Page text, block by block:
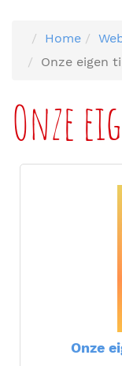
Home
Onze eigen
Onze
Onze